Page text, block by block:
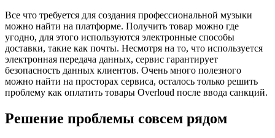
Все что требуется для создания профессиональной музыки
можно найти на платформе. Получить товар можно где
угодно, для этого используются электронные способы
доставки, такие как почты. Несмотря на то, что используется
электронная передача данных, сервис гарантирует
безопасность данных клиентов. Очень много полезного
можно найти на просторах сервиса, осталось только решить
проблему как оплатить товары Overloud после ввода санкций.
Решение проблемы совсем рядом